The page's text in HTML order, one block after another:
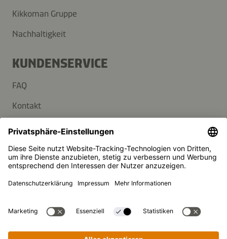
Kikkoman Gruppe
Nachhaltigkeit
KUNDENSERVICE
FAQ
Kontakt
Newsletter
Presse
Kikkoman ist ein eingetragenes Warenzeichen der Kikkoman
© Kikkoman Trading Europe GmbH 2023 – 2026
Theodorstraße 180, 40472 Düsseldorf, Germany